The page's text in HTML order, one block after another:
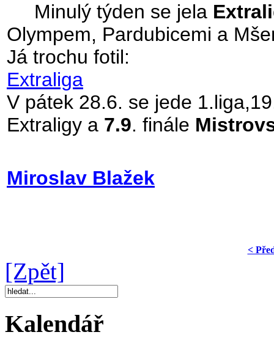
Minulý týden se jela
Olympem, Pardubicemi a
Já trochu fotil:
Extraliga
V pátek 28.6. se jede
Extraligy a 7.9. finále
Miroslav Blažek
<
[Zpět]
Kalendář